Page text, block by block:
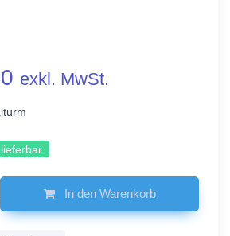
exkl. MwSt.
In den Warenkorb